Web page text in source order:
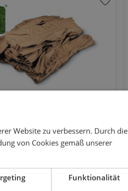
Papierpolster
Polstern, zur Hohlraumausfüllung
Website zu verbessern. Durch die
von Cookies gemäß unserer
Funktionalität